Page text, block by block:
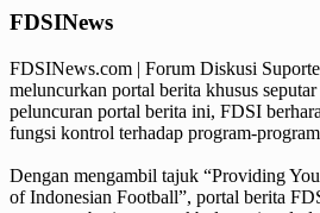
FDSINews
FDSINews.com | Forum Diskusi
meluncurkan portal berita khusus
peluncuran portal berita ini, FDSI
fungsi kontrol terhadap program-
Dengan mengambil tajuk “Providing
of Indonesian Football”, portal berita